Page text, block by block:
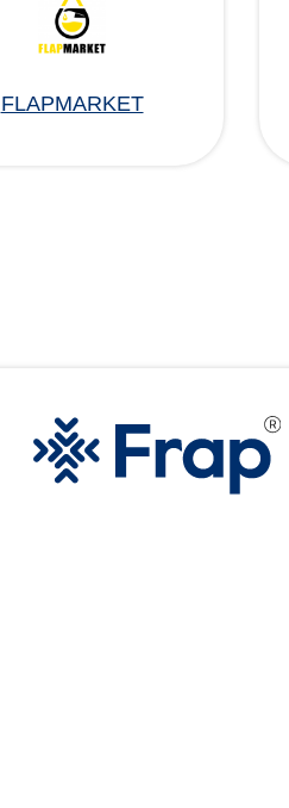
FLAPMARKET